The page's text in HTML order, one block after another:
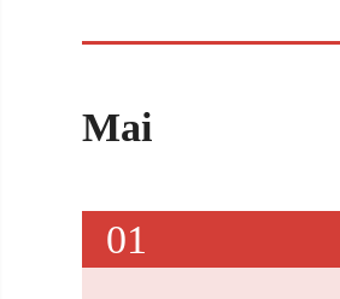
Mai
01